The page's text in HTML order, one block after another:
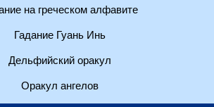
на греческом алфавите
Гадание Гуань Инь
Дельфийский оракул
Оракул ангелов